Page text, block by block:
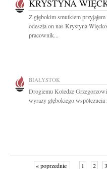
KRYSTYNA
Z głębokim smutkiem
odeszła on nas Krystyna
pracownik...
BIAŁYSTOK
Drogiemu Koledze
wyrazy głębokiego
« poprzednie 1 2 3